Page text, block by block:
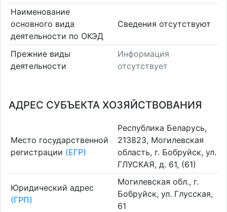
Наименование
основного вида
деятельности по ОКЭД
Cведения отсутствуют
Прежние виды
деятельности
Информация
отсутствует
АДРЕС СУБЪЕКТА ХОЗЯЙСТВОВАНИЯ
Место государственной
регистрации (ЕГР)
Республика Беларусь,
213823, Могилевская
область, г. Бобруйск, ул.
ГЛУСКАЯ, д. 61, (61)
Юридический адрес
(ГРП)
Могилевская обл., г.
Бобруйск, ул. Глусская,
61